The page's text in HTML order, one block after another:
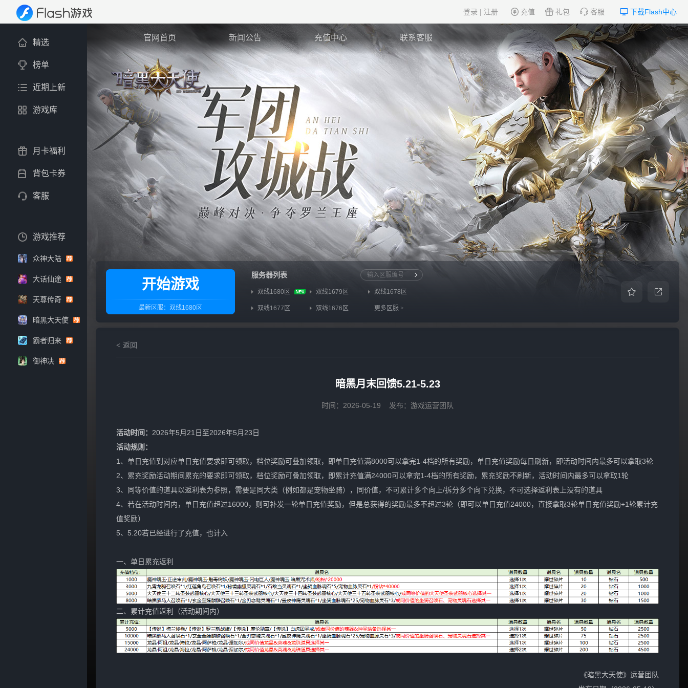
下载Flash中心
客服
礼包
充值
登录 | 注册
官网首页 新闻公告 充值中心 联系客服
开始游戏
最新区服： 双线1680区
服务器列表
双线1680区 双线1679区 双线1678区
双线1677区 双线1676区 更多区服 >
返回
暗黑月末回馈5.21-5.23
时间：2026-05-19 发布：游戏运营团队
活动时间： 2026年5月21日至2026年5月23日
活动规则：
1、单日充值到对应单日充值要求即可领取，档位奖励可叠加领取，即单日充值满8000可以拿完1-4档的所有奖励，单日充值奖励每日刷新，即活动时间内最多可以拿取3轮
2、累充奖励活动期间累充的要求即可领取，档位奖励可叠加领取，即累计充值满24000可以拿完1-4档的所有奖励，累充奖励不刷新，活动时间内最多可以拿取1轮
3、同等价值的道具以返利表为参照，需要是同大类（例如都是宠物坐骑），同价值，不可累计多个向上/拆分多个向下兑换，不可选择返利表上没有的道具
4、若在活动时间内，单日充值超过16000，则可补发一轮单日充值奖励，但是总获得的奖励最多不超过3轮（即可以单日充值24000，直接拿取3轮单日充值奖励+1轮累计充
值奖励）
5、5.20若已经进行了充值，也计入
一、单日累充返利
二、累计充值返利（活动期间内）
《暗黑大天使》运营团队
精选
榜单
近期上新
游戏库
月卡福利
背包卡券
客服
游戏推荐
众神大陆
大话仙途
天尊传奇
暗黑大天使
霸者归来
御神决